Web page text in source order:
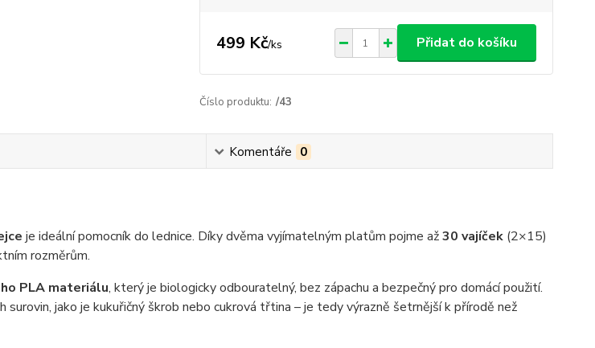
499 Kč/ks Přidat do košíku
Číslo produktu: /43
Komentáře 0
je ideální pomocník do lednice. Díky dvěma vyjímatelným platům pojme až30 vajíček(2×15)
rozměrům.
PLA materiálu, který je biologicky odbouratelný, bez zápachu a bezpečný pro domácí použití.
surovin, jako je kukuřičný škrob nebo cukrová třtina – je tedy výrazně šetrnější k přírodě než